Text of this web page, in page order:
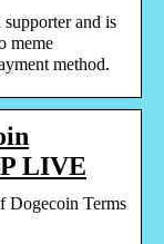
and is
meme
method.
LIVE
Dogecoin Terms